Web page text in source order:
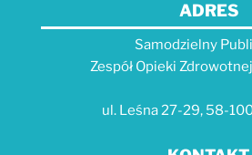
ADRES
Samodzielny
Zespół Opieki
ul. Leśna 27-29, 58-